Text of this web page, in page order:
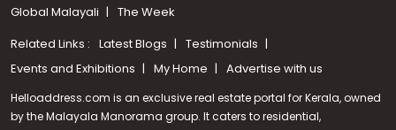
Global Malayali
The Week
Related Links : Latest Blogs
Testimonials
Events and Exhibitions
My Home Advertise with us
Helloaddress.com is an exclusive real estate portal for Kerala, owned
by the Malayala Manorama group. It caters to residential,